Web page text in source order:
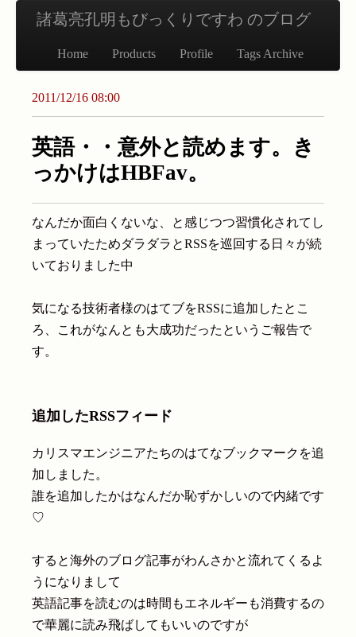
諸葛亮孔明もびっくりですわ のブログ
Home Products Profile Tags Archive
2011/12/16 08:00
英語・・意外と読めます。き
っかけはHBFav。
なんだか面白くないな、と感じつつ習慣化されてし
まっていたためダラダラとRSSを巡回する日々が続
いておりました中
気になる技術者様のはてブをRSSに追加したとこ
ろ、これがなんとも大成功だったというご報告で
す。
追加したRSSフィード
カリスマエンジニアたちのはてなブックマークを追
加しました。
誰を追加したかはなんだか恥ずかしいので内緒です
♡
すると海外のブログ記事がわんさかと流れてくるよ
うになりまして
英語記事を読むのは時間もエネルギーも消費するの
で華麗に読み飛ばしてもいいのですが